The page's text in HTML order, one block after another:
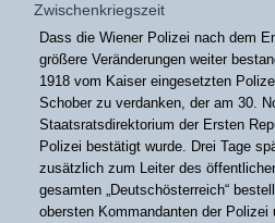
Zwischenkriegszeit
Dass die Wiener Polizei nach dem
größere Veränderungen weiter
1918 vom Kaiser eingesetzten
Schober zu verdanken, der am 30.
Staatsratsdirektorium der Ersten
Polizei bestätigt wurde. Drei Tage
zusätzlich zum Leiter des
gesamten „Deutschösterreich“
obersten Kommandanten der Polizei